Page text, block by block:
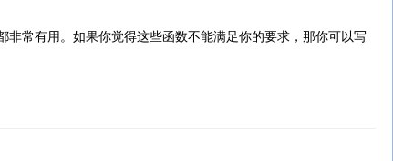
常有用。如果你觉得这些函数不能满足你的要求，那你可以写